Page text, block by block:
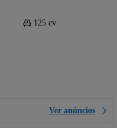
125 cv
Ver anúncios